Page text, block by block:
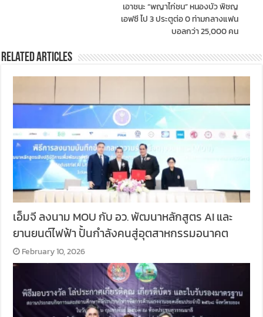
เอาชนะ “พญาไก่ชน” หนองบัว พิชญ
เอฟซี ไป 3 ประตูต่อ 0 ท่ามกลางแฟน
บอลกว่า 25,000 คน
Related Articles
เอ็มจี ลงนาม MOU กับ อว. พัฒนาหลักสูตร AI และ
ยานยนต์ไฟฟ้า ปั้นกำลังคนสู่อุตสาหกรรมอนาคต
February 10, 2026